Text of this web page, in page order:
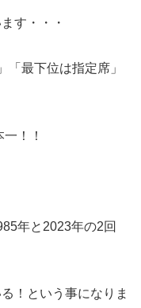
す・・・
最下位は指定席」
！！
年と2023年の2回
！という事になりま